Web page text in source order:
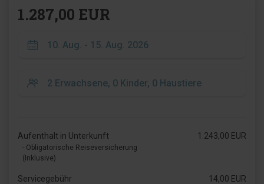
1.287,00 EUR
Aufenthalt in Unterkunft
- Obligatorische Reiseversicherung
(Inklusive)
1.243,00 EUR
Servicegebühr 14,00 EUR